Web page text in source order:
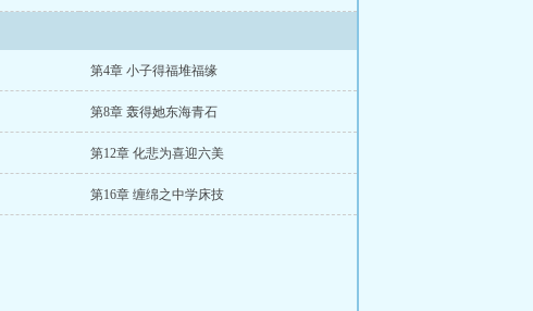
第4章 小子得福堆福缘
第8章 轰得她东海青石
第12章 化悲为喜迎六美
第16章 缠绵之中学床技